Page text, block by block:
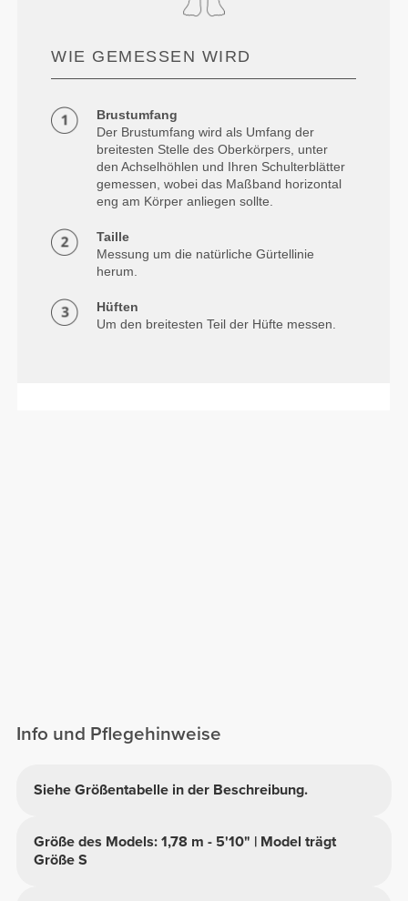
WIE GEMESSEN WIRD
Brustumfang
Der Brustumfang wird als Umfang der
breitesten Stelle des Oberkörpers, unter
den Achselhöhlen und Ihren Schulterblätter
gemessen, wobei das Maßband horizontal
eng am Körper anliegen sollte.
Taille
Messung um die natürliche Gürtellinie
herum.
Hüften
Um den breitesten Teil der Hüfte messen.
Info und Pflegehinweise
Siehe Größentabelle in der Beschreibung.
Größe des Models: 1,78 m - 5'10" | Model trägt
Größe S